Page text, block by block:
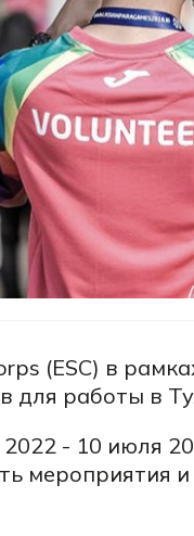
(ESC) в
для работы в
- 10 июля
мероприятия